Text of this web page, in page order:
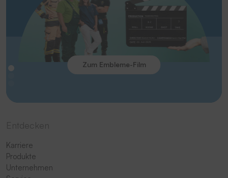
Zum Embleme-Film
Karriere
Produkte
Unternehmen